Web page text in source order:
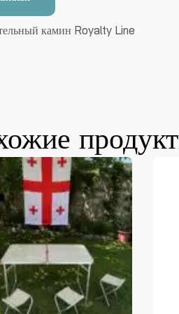
камин Royalty Line